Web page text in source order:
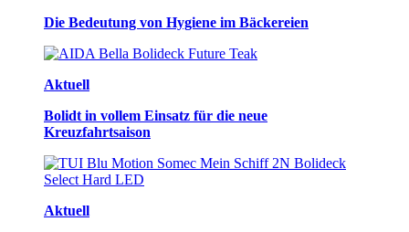
Die Bedeutung von Hygiene im Bäckereien
Aktuell
Bolidt in vollem Einsatz für die neue
Kreuzfahrtsaison
Aktuell